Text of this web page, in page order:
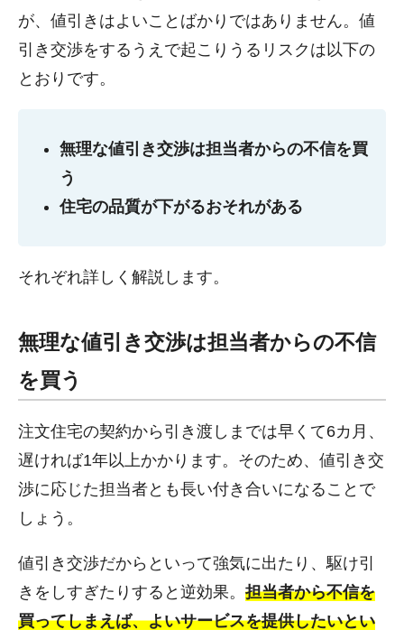
が、値引きはよいことばかりではありません。値
引き交渉をするうえで起こりうるリスクは以下の
とおりです。
無理な値引き交渉は担当者からの不信を買
う
住宅の品質が下がるおそれがある
それぞれ詳しく解説します。
無理な値引き交渉は担当者からの不信
を買う
注文住宅の契約から引き渡しまでは早くて6カ月、
遅ければ1年以上かかります。そのため、値引き交
渉に応じた担当者とも長い付き合いになることで
しょう。
値引き交渉だからといって強気に出たり、駆け引
きをしすぎたりすると逆効果。 担当者から不信を
買ってしまえば、よいサービスを提供したいとい